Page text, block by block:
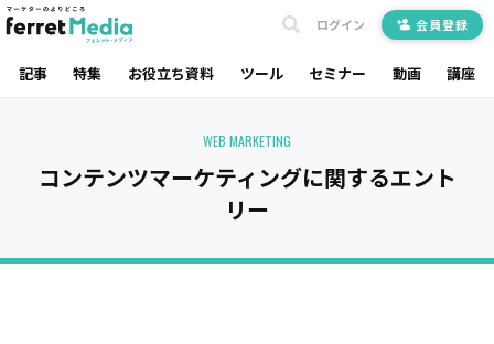
記事 特集 お役立ち資料 ツール セミナー 動画 講座
ログイン 会員登録
WEB MARKETING
コンテンツマーケティングに関するエント
リー